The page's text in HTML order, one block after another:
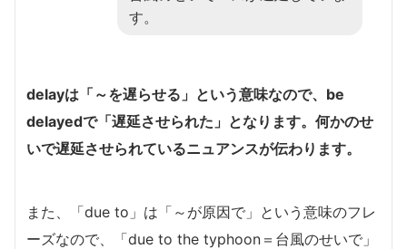
す。
delayは「～を遅らせる」という意味なので、be
delayedで「遅延させられた」となります。何かのせ
いで遅延させられているニュアンスが伝わります。
また、「due to」は「～が原因で」という意味のフレ
ーズなので、「due to the typhoon＝台風のせいで」